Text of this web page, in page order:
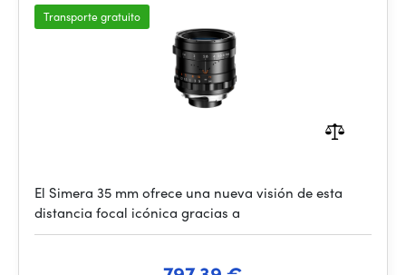
Transporte gratuito
El Simera 35 mm ofrece una nueva visión de esta
distancia focal icónica gracias a